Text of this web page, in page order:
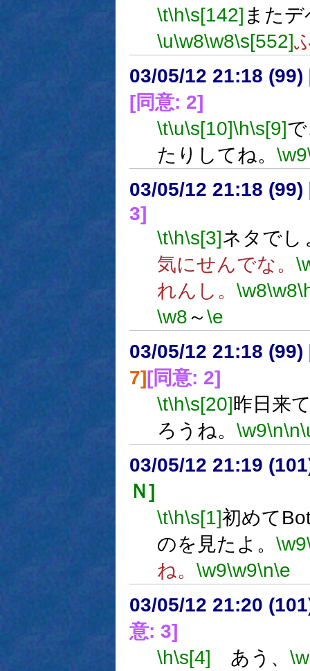
\t\h\s[142] また
\u\w8\w8\s[552]
03/05/12 21:18 (99)
[同意: 2]
\t\u\s[10]\h\s[9]
たりしてね。 \w9
03/05/12 21:18 (99)
3]
\t\h\s[3]ネタでし
気にせんでな。
れんし。 \w8\w8
\w8～\e
03/05/12 21:18 (99)
7][同意: 2]
\t\h\s[20]昨日来
ろうね。 \w9\n\n
03/05/12 21:19
Ｎ]
\t\h\s[1]初めて
のを見たよ。 \w9
ね。 \w9\w9\n\e
03/05/12 21:20
意: 3]
\h\s[4] あう、